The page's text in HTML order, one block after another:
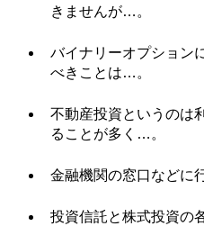
きませんが…。
バイナリーオプション
べきことは…。
不動産投資というのは
ることが多く…。
金融機関の窓口などに
投資信託と株式投資の